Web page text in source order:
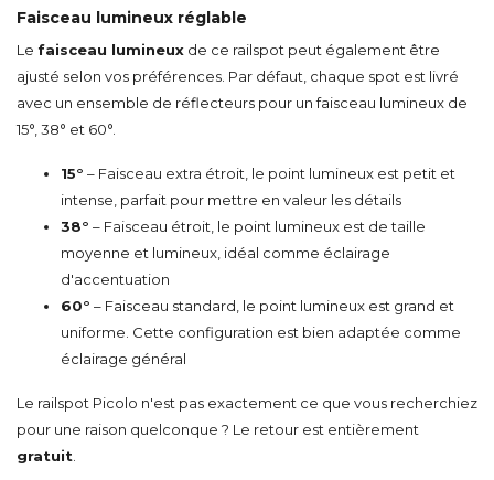
Faisceau lumineux réglable
Le faisceau lumineux de ce railspot peut également être
ajusté selon vos préférences. Par défaut, chaque spot est livré
avec un ensemble de réflecteurs pour un faisceau lumineux de
15°, 38° et 60°.
15° – Faisceau extra étroit, le point lumineux est petit et
intense, parfait pour mettre en valeur les détails
38° – Faisceau étroit, le point lumineux est de taille
moyenne et lumineux, idéal comme éclairage
d'accentuation
60° – Faisceau standard, le point lumineux est grand et
uniforme. Cette configuration est bien adaptée comme
éclairage général
Le railspot Picolo n'est pas exactement ce que vous recherchiez
pour une raison quelconque ? Le retour est entièrement
gratuit